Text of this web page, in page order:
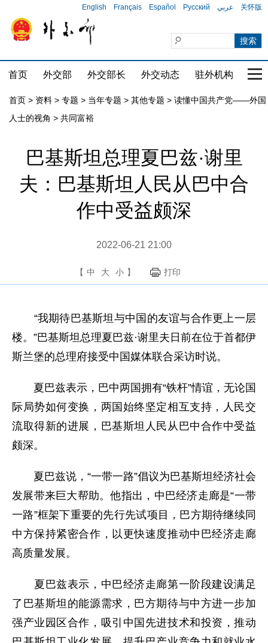
English Français Español Русский عربي 关怀版
首页 外交部 外交部长 外交动态 驻外机构 国
首页 > 资料 > 专题 > 当年专题 > 其他专题 > 读懂中国共产党——外国
人士的视角 > 共同富裕
巴基斯坦总理夏巴兹·谢里
夫：巴基斯坦人民从巴中合
作中受益颇深
2022-06-21 21:00
【 中 大 小 】 打印
“我期待巴基斯坦与中国的友谊与合作更上一层
楼。”巴基斯坦总理夏巴兹·谢里夫日前在位于首都伊
斯兰堡的总理府接受中国媒体联合采访时说。
夏巴兹表示，巴中两国拥有“铁杆”情谊，无论国
际局势如何变换，两国始终坚定相互支持，人民交
流取得新的进展，巴基斯坦人民从巴中合作中受益
颇深。
夏巴兹说，“一带一路”倡议为巴基斯坦经济社会
发展带来巨大帮助。他指出，中巴经济走廊是“一带
一路”框架下重要的先行先试项目，巴方期待继续同
中方保持紧密合作，以更快速度推动中巴经济走廊
高质量发展。
夏巴兹表示，中巴经济走廊第一阶段建设满足
了巴基斯坦的能源需求，巴方期待与中方进一步加
强产业园区合作，吸引中国先进技术和投资，推动